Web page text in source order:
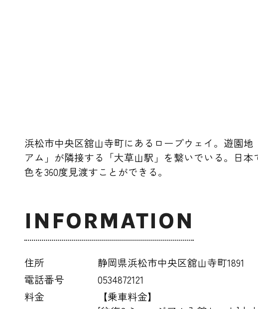
浜松市中央区舘山寺町にあるロープウェイ。遊園
アム」が隣接する「大草山駅」を繋いでいる。日
色を360度見渡すことができる。
INFORMATION
住所
静岡県浜松市中央区舘山寺町1891
電話番号
0534872121
料金
【乗車料金】